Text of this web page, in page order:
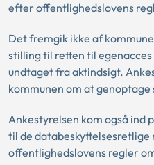
efter offentlighedslovens
Det fremgik ikke af
stilling til retten til
undtaget fra aktindsigt.
kommunen om at genoptage
Ankestyrelsen kom også ind
til de databeskyttelsesretlige
offentlighedslovens regler